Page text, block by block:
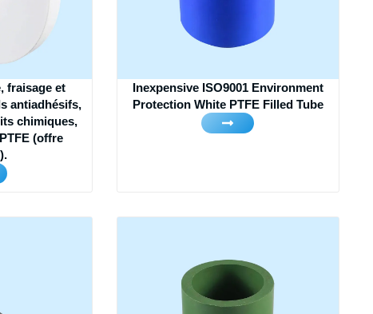
fraisage et
antiadhésifs,
chimiques,
(offre
Inexpensive ISO9001 Environment
Protection White PTFE Filled Tube